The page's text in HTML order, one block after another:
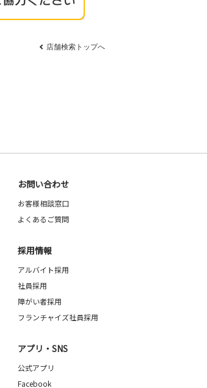
店舗検索トップへ
お問い合わせ
お客様相談窓口
よくあるご質問
採用情報
アルバイト採用
社員採用
障がい者採用
フランチャイズ社員採用
アプリ・SNS
公式アプリ
Facebook